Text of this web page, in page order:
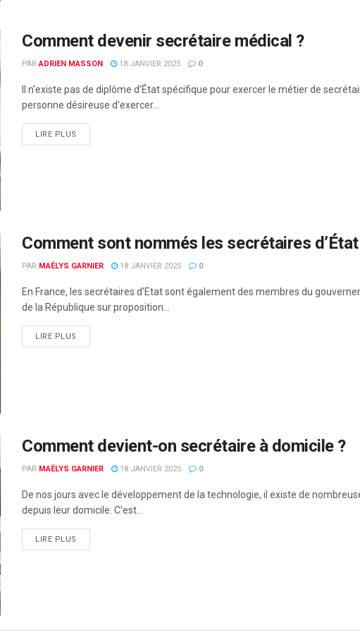
Comment devenir secrétaire médical ?
PARADRIEN MASSON 18 JANVIER 2025 0
Il n’existe pas de diplôme d’État spécifique pour exercer le métier de
personne désireuse d'exercer...
LIRE PLUS
Comment sont nommés les secrétaires
PAR MAËLYS GARNIER 18 JANVIER 2025 0
En France, les secrétaires d’Etat sont également des membres du
de la République sur proposition...
LIRE PLUS
Comment devient-on secrétaire à domicile ?
PAR MAËLYS GARNIER 18 JANVIER 2025 0
De nos jours avec le développement de la technologie, il existe de
depuis leur domicile. C'est...
LIRE PLUS